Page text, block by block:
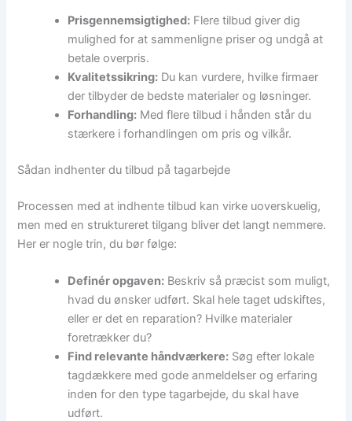
Prisgennemsigtighed: Flere tilbud giver dig
mulighed for at sammenligne priser og undgå at
betale overpris.
Kvalitetssikring: Du kan vurdere, hvilke firmaer
der tilbyder de bedste materialer og løsninger.
Forhandling: Med flere tilbud i hånden står du
stærkere i forhandlingen om pris og vilkår.
Sådan indhenter du tilbud på tagarbejde
Processen med at indhente tilbud kan virke uoverskuelig,
men med en struktureret tilgang bliver det langt nemmere.
Her er nogle trin, du bør følge:
Definér opgaven: Beskriv så præcist som muligt,
hvad du ønsker udført. Skal hele taget udskiftes,
eller er det en reparation? Hvilke materialer
foretrækker du?
Find relevante håndværkere: Søg efter lokale
tagdækkere med gode anmeldelser og erfaring
inden for den type tagarbejde, du skal have
udført.